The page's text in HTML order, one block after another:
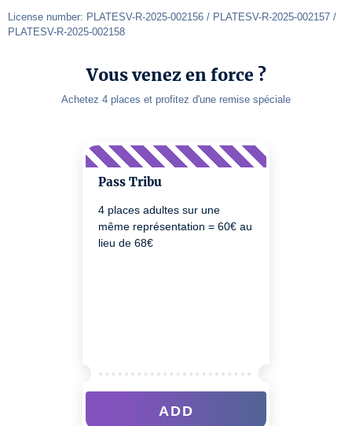
License number: PLATESV-R-2025-002156 / PLATESV-R-2025-002157 /
PLATESV-R-2025-002158
Vous venez en force ?
Achetez 4 places et profitez d'une remise spéciale
Pass Tribu
4 places adultes sur une
même représentation = 60€ au
lieu de 68€
ADD